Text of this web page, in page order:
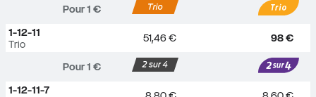
Pour 1 €
1-12-11
Trio
51,46 € 98 €
Pour 1 €
1-12-11-7